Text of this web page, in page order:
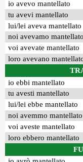
io avevo mantellato
tu avevi mantellato
lui/lei aveva mantellato
noi avevamo mantellato
voi avevate mantellato
loro avevano
io ebbi mantellato
tu avesti mantellato
lui/lei ebbe mantellato
noi avemmo mantellato
voi aveste mantellato
loro ebbero mantellato